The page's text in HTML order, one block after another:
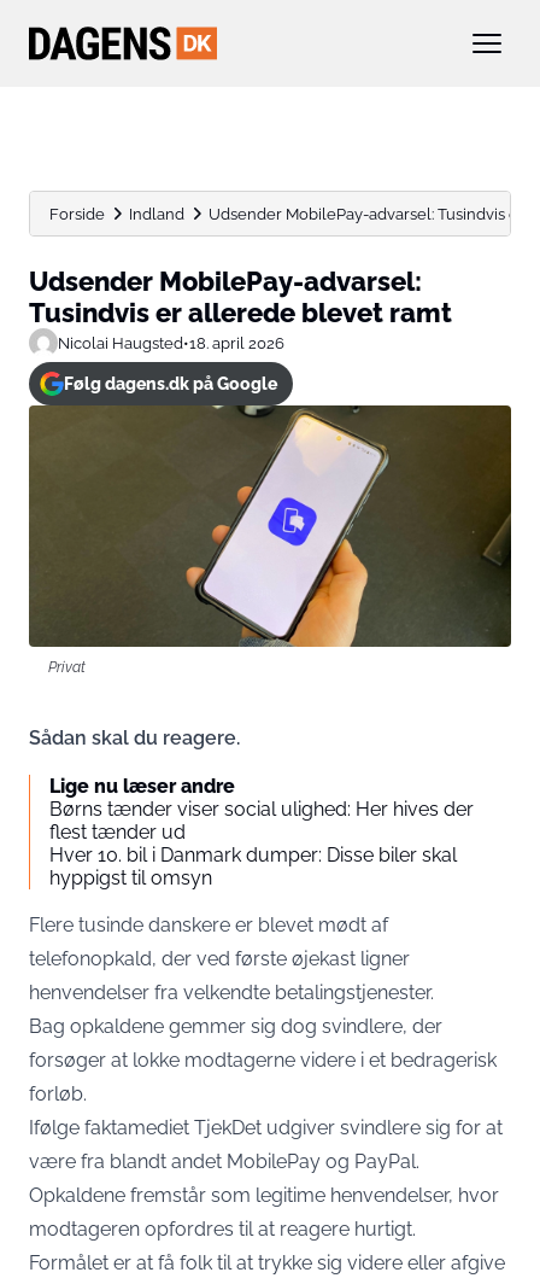
Forside Indland Udsender MobilePay-advarsel: Tusindvis er
Udsender MobilePay-advarsel:
Tusindvis er allerede blevet ramt
Nicolai Haugsted•18. april 2026
Følg dagens.dk på Google
Privat
Sådan skal du reagere.
Lige nu læser andre
Børns tænder viser social ulighed: Her hives der
flest tænder ud
Hver 10. bil i Danmark dumper: Disse biler skal
hyppigst til omsyn
Flere tusinde danskere er blevet mødt af
telefonopkald, der ved første øjekast ligner
henvendelser fra velkendte betalingstjenester.
Bag opkaldene gemmer sig dog svindlere, der
forsøger at lokke modtagerne videre i et bedragerisk
forløb.
Ifølge faktamediet TjekDet udgiver svindlere sig for at
være fra blandt andet MobilePay og PayPal.
Opkaldene fremstår som legitime henvendelser, hvor
modtageren opfordres til at reagere hurtigt.
Formålet er at få folk til at trykke sig videre eller afgive